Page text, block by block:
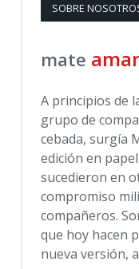
SOBRE
mate
A principios de
grupo de
cebada, surgía
edición en
sucedieron en
compromiso
compañeros.
que hoy hacen
nueva versión,